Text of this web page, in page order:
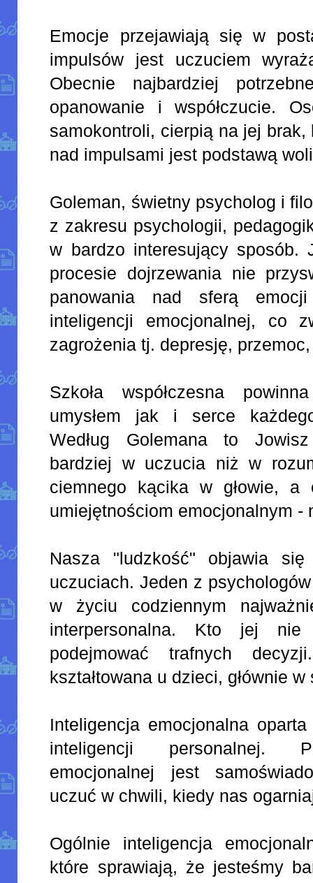
Emocje przejawiają się w
impulsów jest uczuciem
Obecnie najbardziej
opanowanie i współczucie.
samokontroli, cierpią na jej
nad impulsami jest podstawą
Goleman, świetny psycholog i
z zakresu psychologii,
w bardzo interesujący sposób.
procesie dojrzewania nie
panowania nad sferą
inteligencji emocjonalnej, co
zagrożenia tj. depresję,
Szkoła współczesna
umysłem jak i serce
Według Golemana to Jowisz
bardziej w uczucia niż w
ciemnego kącika w głowie, a
umiejętnościom emocjonalnym -
Nasza "ludzkość" objawia
uczuciach. Jeden z
w życiu codziennym
interpersonalna. Kto jej
podejmować trafnych
kształtowana u dzieci, głównie
Inteligencja emocjonalna
inteligencji personalnej.
emocjonalnej jest
uczuć w chwili, kiedy nas
Ogólnie inteligencja
które sprawiają, że jesteśmy